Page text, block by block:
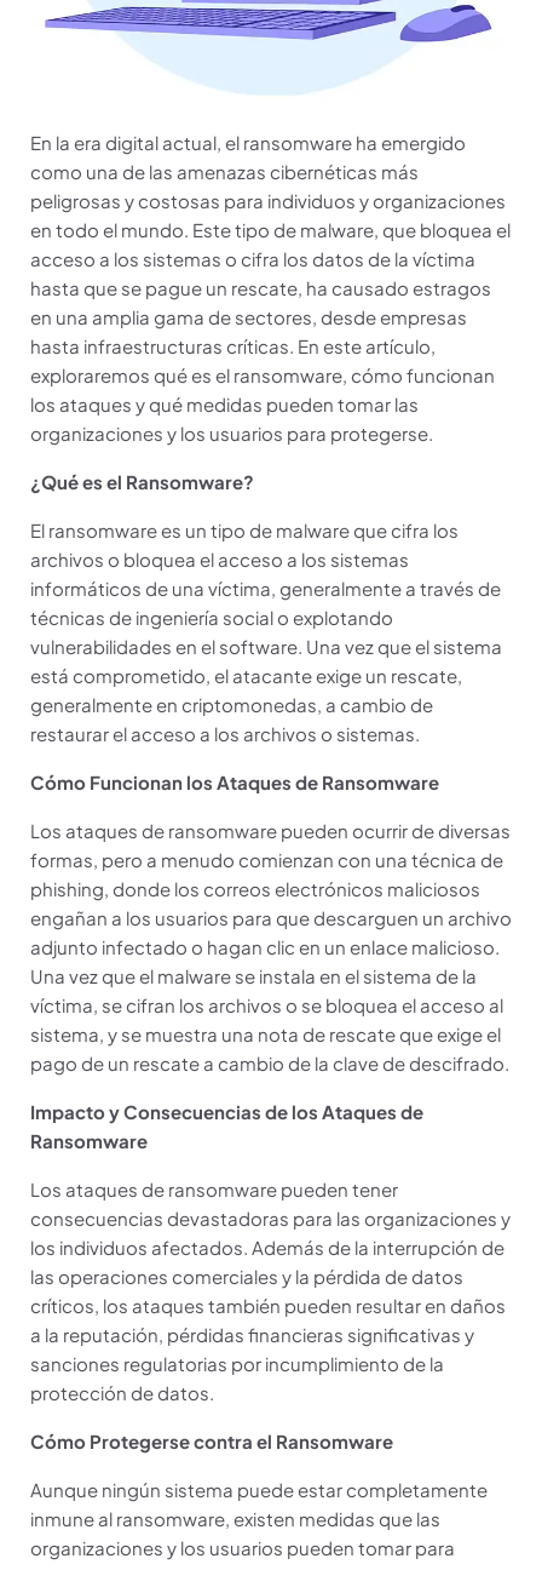
En la era digital actual, el ransomware ha emergido
como una de las amenazas cibernéticas más
peligrosas y costosas para individuos y organizaciones
en todo el mundo. Este tipo de malware, que bloquea el
acceso a los sistemas o cifra los datos de la víctima
hasta que se pague un rescate, ha causado estragos
en una amplia gama de sectores, desde empresas
hasta infraestructuras críticas. En este artículo,
exploraremos qué es el ransomware, cómo funcionan
los ataques y qué medidas pueden tomar las
organizaciones y los usuarios para protegerse.
¿Qué es el Ransomware?
El ransomware es un tipo de malware que cifra los
archivos o bloquea el acceso a los sistemas
informáticos de una víctima, generalmente a través de
técnicas de ingeniería social o explotando
vulnerabilidades en el software. Una vez que el sistema
está comprometido, el atacante exige un rescate,
generalmente en criptomonedas, a cambio de
restaurar el acceso a los archivos o sistemas.
Cómo Funcionan los Ataques de Ransomware
Los ataques de ransomware pueden ocurrir de diversas
formas, pero a menudo comienzan con una técnica de
phishing, donde los correos electrónicos maliciosos
engañan a los usuarios para que descarguen un archivo
adjunto infectado o hagan clic en un enlace malicioso.
Una vez que el malware se instala en el sistema de la
víctima, se cifran los archivos o se bloquea el acceso al
sistema, y se muestra una nota de rescate que exige el
pago de un rescate a cambio de la clave de descifrado.
Impacto y Consecuencias de los Ataques de
Ransomware
Los ataques de ransomware pueden tener
consecuencias devastadoras para las organizaciones y
los individuos afectados. Además de la interrupción de
las operaciones comerciales y la pérdida de datos
críticos, los ataques también pueden resultar en daños
a la reputación, pérdidas financieras significativas y
sanciones regulatorias por incumplimiento de la
protección de datos.
Cómo Protegerse contra el Ransomware
Aunque ningún sistema puede estar completamente
inmune al ransomware, existen medidas que las
organizaciones y los usuarios pueden tomar para